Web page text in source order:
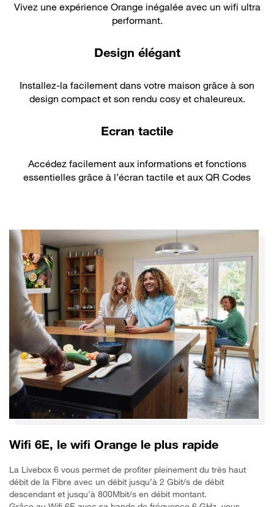
Vivez une expérience Orange inégalée avec un wifi ultra
performant.
Design élégant
Installez-la facilement dans votre maison grâce à son
design compact et son rendu cosy et chaleureux.
Ecran tactile
Accédez facilement aux informations et fonctions
essentielles grâce à l’écran tactile et aux QR Codes
Wifi 6E, le wifi Orange le plus rapide
La Livebox 6 vous permet de profiter pleinement du très haut
débit de la Fibre avec un débit jusqu’à 2 Gbit/s de débit
descendant et jusqu'à 800Mbit/s en débit montant.